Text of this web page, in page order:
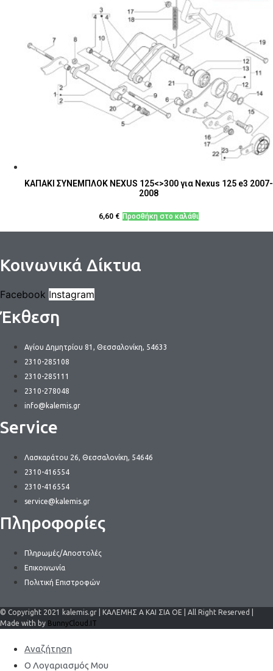
ΚΑΠΑΚΙ ΣΥΝΕΜΠΛΟΚ NEXUS 125<>300 για Nexus 125 e3 2007-
2008
6,60 € Προσθήκη στο καλάθι
Κοινωνικά Δίκτυα
Facebook Instagram
Έκθεση
Αγίου Δημητρίου 81, Θεσσαλονίκη, 54633
2310-285108
2310-285111
2310-278048
info@kalemis.gr
Service
Λασκαράτου 26, Θεσσαλονίκη, 54646
2310-416554
2310-416554
service@kalemis.gr
Πληροφορίες
Πληρωμές/Αποστολές
Επικοινωνία
Πολιτική Επιστροφών
© Copyright 2021 kalemis.gr | ΚΑΛΕΜΗΣ Α ΚΑΙ ΣΙΑ ΟΕ | All Right Reserved |
Made with by BunnyCloud.IT
Αναζήτηση
Ο Λογαριασμός Μου